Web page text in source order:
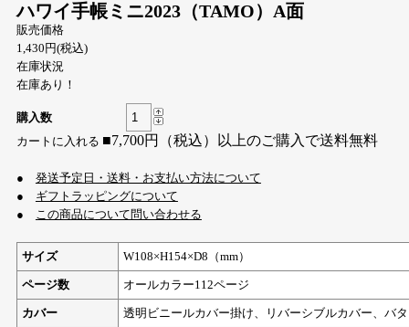
ハワイ手帳ミニ2023（TAMO）A面
販売価格
1,430円(税込)
在庫状況
在庫あり！
購入数
■7,700円（税込）以上のご購入で送料無料
● 発送予定日・送料・お支払い方法について
● ギフトラッピングについて
●
この商品について問い合わせる
サイズ W108×H154×D8（mm）
ページ数 オールカラー112ページ
カバー 透明ビニールカバー掛け、リバーシブルカバー、バ